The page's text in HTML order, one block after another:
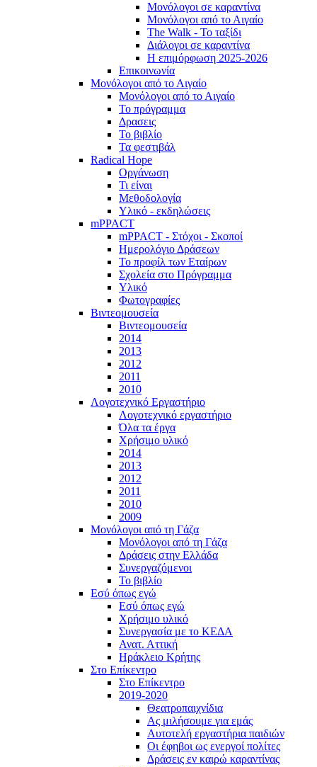
Μονόλογοι σε καραντίνα
Μονόλογοι από το Αιγαίο
The Walk - Το ταξίδι
Διάλογοι σε καραντίνα
Η επιμόρφωση 2025-2026
Επικοινωνία
Μονόλογοι από το Αιγαίο
Μονόλογοι από το Αιγαίο
Το πρόγραμμα
Δρασεις
Το βιβλίο
Τα φεστιβάλ
Radical Hope
Οργάνωση
Τι είναι
Μεθοδολογία
Υλικό - εκδηλώσεις
mPPACT
mPPACT - Στόχοι - Σκοποί
Ημερολόγιο Δράσεων
Το προφίλ των Εταίρων
Σχολεία στο Πρόγραμμα
Υλικό
Φωτογραφίες
Βιντεομουσεία
Βιντεομουσεία
2014
2013
2012
2011
2010
Λογοτεχνικό Εργαστήριο
Λογοτεχνικό εργαστήριο
Όλα τα έργα
Χρήσιμο υλικό
2014
2013
2012
2011
2010
2009
Μονόλογοι από τη Γάζα
Μονόλογοι από τη Γάζα
Δράσεις στην Ελλάδα
Συνεργαζόμενοι
To βιβλίο
Εσύ όπως εγώ
Εσύ όπως εγώ
Χρήσιμο υλικό
Συνεργασία με το ΚΕΔΑ
Ανατ. Αττική
Ηράκλειο Κρήτης
Στο Επίκεντρο
Στο Επίκεντρο
2019-2020
Θεατροπαιχνίδια
Ας μιλήσουμε για εμάς
Αυτοτελή εργαστήρια παιδιών
Οι έφηβοι ως ενεργοί πολίτες
Δράσεις εν καιρώ καραντίνας